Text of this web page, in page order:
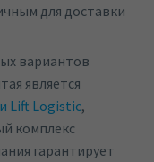
для доставки
вариантов
является
Lift Logistic,
комплекс
гарантирует